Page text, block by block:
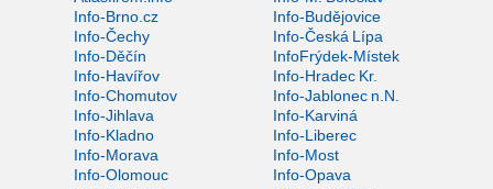
Info-Brno.cz
Info-Budějovice
Info-Čechy
Info-Česká Lípa
Info-Děčín
InfoFrýdek-Místek
Info-Havířov
Info-Hradec Kr.
Info-Chomutov
Info-Jablonec n.N.
Info-Jihlava
Info-Karviná
Info-Kladno
Info-Liberec
Info-Morava
Info-Most
Info-Olomouc
Info-Opava